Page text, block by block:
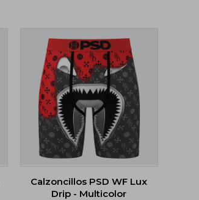
Calzoncillos PSD WF Lux
Drip - Multicolor